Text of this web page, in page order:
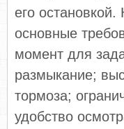
его
основные
момент для
размыкание;
тормоза;
удобство